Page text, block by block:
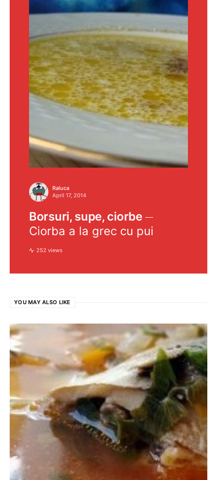
Raluca
April 17, 2014
Borsuri, supe, ciorbe
Ciorba a la grec cu pui
252 views
YOU MAY ALSO LIKE